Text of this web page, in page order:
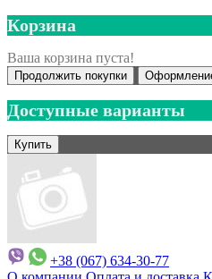
Корзина
Ваша корзина пуста!
Продолжить покупки
Доступные варианты
+38 (067) 634-30-77